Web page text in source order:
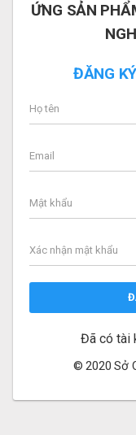
ỨNG SẢN
ĐĂNG
Đã có tài
© 2020 Sở